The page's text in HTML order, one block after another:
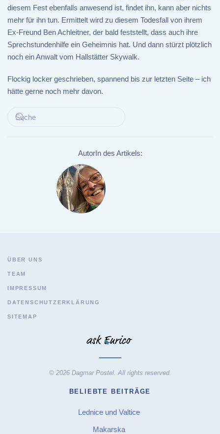
diesem Fest ebenfalls anwesend ist, findet ihn, kann aber nichts
mehr für ihn tun. Ermittelt wird zu diesem Todesfall von ihrem
Ex-Freund Ben Achleitner, der bald feststellt, dass auch ihre
Sprechstundenhilfe ein Geheimnis hat. Und dann stürzt plötzlich
noch ein Anwalt vom Hallstätter Skywalk.
Flockig locker geschrieben, spannend bis zur letzten Seite – ich
hätte gerne noch mehr davon.
AutorIn des Artikels:
ÜBER UNS
TEAM
IMPRESSUM
DATENSCHUTZERKLÄRUNG
SITEMAP
© 2026 Dagmar Postel. All rights reserved.
BELIEBTE BEITRÄGE
Lednice und Valtice
Makarska